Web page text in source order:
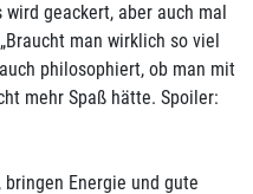
geackert, aber auch mal
man wirklich so viel
philosophiert, ob man mit
mehr Spaß hätte. Spoiler:
Energie und gute